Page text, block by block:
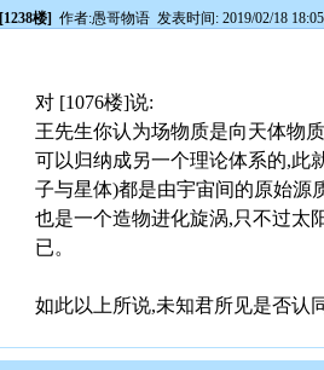
[1238楼] 作者:愚哥物语 发表时间: 2019/02/18 18:05
对 [1076楼]说:
王先生你认为场物质是向天体物
可以归纳成另一个理论体系的,此
子与星体)都是由宇宙间的原始源
也是一个造物进化旋涡,只不过太
已。
如此以上所说,未知君所见是否认